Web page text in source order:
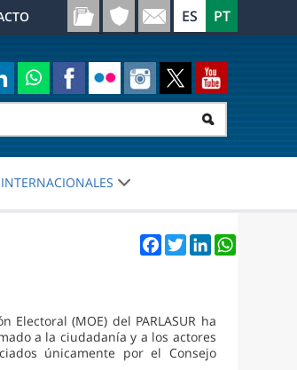
Facebook
TwitterLinkedInWhatsApp
(MOE) del PARLASUR ha
a la ciudadanía y a los actores
únicamente por el Consejo